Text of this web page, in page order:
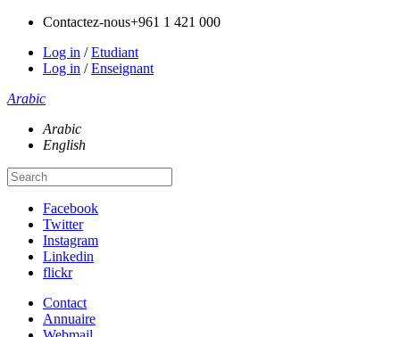
Contactez-nous+961 1 421 000
Log in /Etudiant
Log in /Enseignant
Arabic
Arabic
English
Facebook
Twitter
Instagram
Linkedin
flickr
Contact
Annuaire